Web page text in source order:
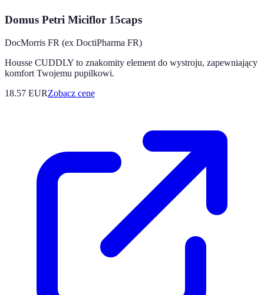
Domus Petri Miciflor 15caps
DocMorris FR (ex DoctiPharma FR)
Housse CUDDLY to znakomity element do wystroju, zapewniający
komfort Twojemu pupilkowi.
18.57 EURZobacz cenę